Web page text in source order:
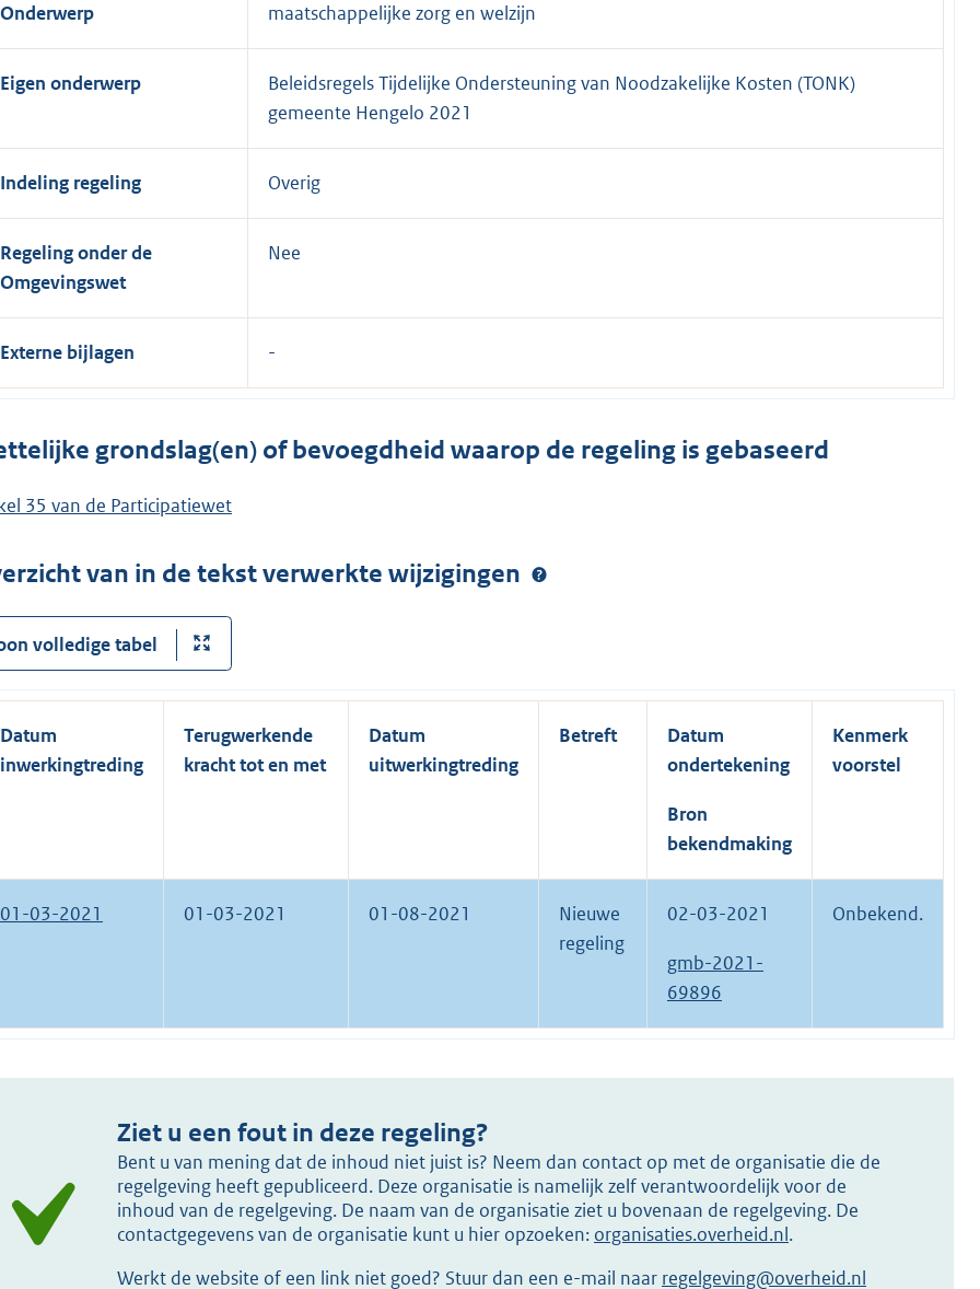
Onderwerp maatschappelijke zorg en welzijn
Eigen onderwerp
Beleidsregels Tijdelijke Ondersteuning van Noodzakelijke Kosten (TONK)
gemeente Hengelo 2021
Indeling regeling Overig
Regeling onder de
Omgevingswet
Nee
Externe bijlagen
grondslag(en) of bevoegdheid waarop de regeling is gebaseerd
35 van de Participatiewet
van in de tekst verwerkte wijzigingen
volledige tabel
Datum
inwerkingtreding
Terugwerkende
kracht tot en met
Datum
uitwerkingtreding
Betreft
Datum
ondertekening
Bron
bekendmaking
Kenmerk
voorstel
01-03-2021 01-03-2021 01-08-2021
Nieuwe
regeling
02-03-2021
gmb-2021-
69896
Onbekend.
Ziet u een fout in deze regeling?
Bent u van mening dat de inhoud niet juist is? Neem dan contact op met de organisatie die de
regelgeving heeft gepubliceerd. Deze organisatie is namelijk zelf verantwoordelijk voor de
inhoud van de regelgeving. De naam van de organisatie ziet u bovenaan de regelgeving. De
contactgegevens van de organisatie kunt u hier opzoeken: organisaties.overheid.nl.
Werkt de website of een link niet goed? Stuur dan een e-mail naar regelgeving@overheid.nl